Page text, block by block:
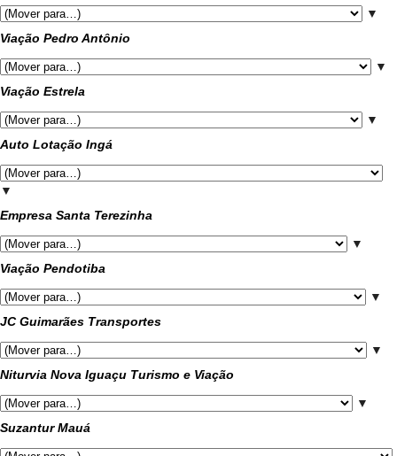
▼
Viação Pedro Antônio
▼
Viação Estrela
▼
Auto Lotação Ingá
▼
Empresa Santa Terezinha
▼
Viação Pendotiba
▼
JC Guimarães Transportes
▼
Niturvia Nova Iguaçu Turismo e Viação
▼
Suzantur Mauá